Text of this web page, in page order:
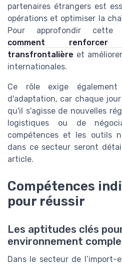
partenaires étrangers est
opérations et optimiser la
Pour approfondir cette
comment
transfrontalière et
internationales.
Ce rôle exige
d'adaptation, car chaque
qu'il s'agisse de nouvelles
logistiques ou de
compétences et les outils
dans ce secteur seront
article.
Compétences
pour réussir
Les aptitudes clés
environnement
Dans le secteur de l’import-